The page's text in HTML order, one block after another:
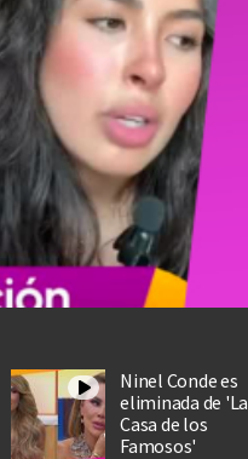
Ninel Conde es
eliminada de 'La
Casa de los
Famosos'